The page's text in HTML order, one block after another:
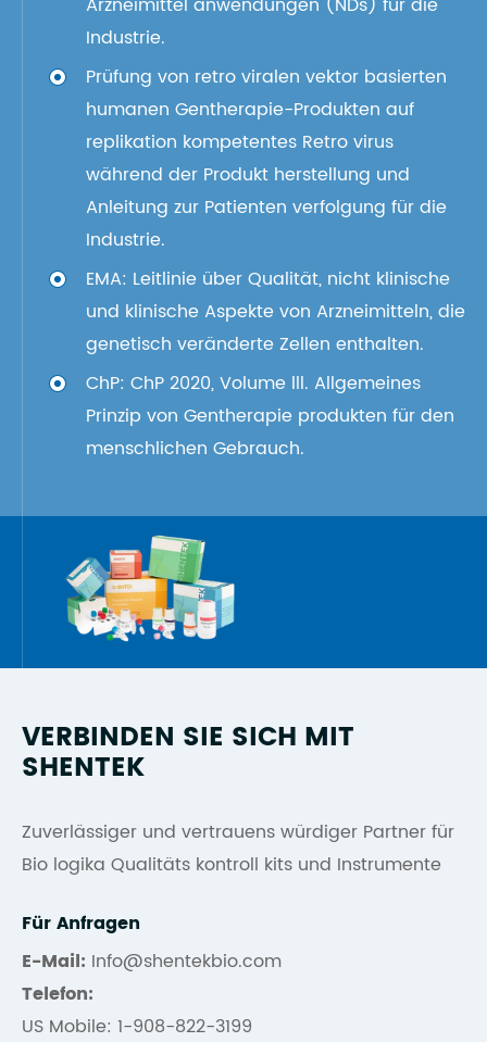
Industrie.
Prüfung von retro viralen vektor basierten
humanen Gentherapie-Produkten auf
replikation kompetentes Retro virus
während der Produkt herstellung und
Anleitung zur Patienten verfolgung für die
Industrie.
EMA: Leitlinie über Qualität, nicht klinische
und klinische Aspekte von Arzneimitteln, die
genetisch veränderte Zellen enthalten.
ChP: ChP 2020, Volume lll. Allgemeines
Prinzip von Gentherapie produkten für den
menschlichen Gebrauch.
VERBINDEN SIE SICH MIT
SHENTEK
Zuverlässiger und vertrauens würdiger Partner für
Bio logika Qualitäts kontroll kits und Instrumente
Für Anfragen
E-Mail: Info@shentekbio.com
Telefon:
US Mobile: 1-908-822-3199